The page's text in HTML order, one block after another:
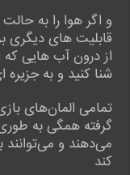
و اگر هوا را به
قابلیت های دیگری
از درون آب هایی
شنا کنید و به
تمامی المان‌های
گرفته همگی به
می‌دهند و
کند